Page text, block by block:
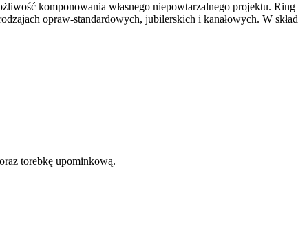
komponowania własnego niepowtarzalnego projektu. Ring
opraw-standardowych, jubilerskich i kanałowych. W skład
torebkę upominkową.